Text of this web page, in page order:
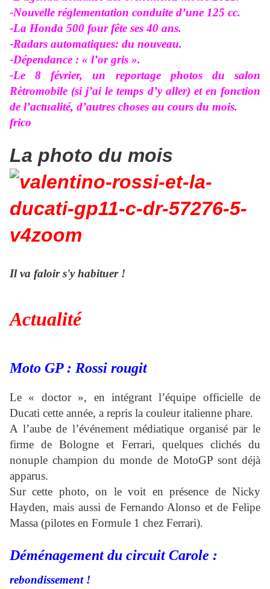
-Nouvelle réglementation conduite d’une 125 cc.
-La Honda 500 four fête ses 40 ans.
-Radars automatiques: du nouveau.
-Dépendance : « l’or gris ».
-Le 8 février, un reportage photos du salon
Rètromobile (si j’ai le temps d’y aller) et en fonction
de l’actualité, d’autres choses au cours du mois.
frico
La photo du mois
Il va faloir s'y habituer !
Actualité
Moto GP : Rossi rougit
Le « doctor », en intégrant l’équipe officielle de
Ducati cette année, a repris la couleur italienne phare.
A l’aube de l’événement médiatique organisé par le
firme de Bologne et Ferrari, quelques clichés du
nonuple champion du monde de MotoGP sont déjà
apparus.
Sur cette photo, on le voit en présence de Nicky
Hayden, mais aussi de Fernando Alonso et de Felipe
Massa (pilotes en Formule 1 chez Ferrari).
Déménagement du circuit Carole :
rebondissement !